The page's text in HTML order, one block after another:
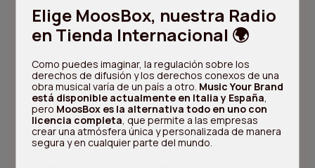
Ir a Preguntas Frecuentes
Probablemente, muchas respuestas a tus
preguntas ya estén en la sección de
Preguntas Frecuentes. Si no encuentras lo
que buscas, mándanos tu pregunta.
Elige MoosBox, nuestra Radio
en Tienda Internacional 🌍
Como puedes imaginar, la regulación sobre los
derechos de difusión y los derechos conexos de una
obra musical varía de un país a otro. Music Your Brand
está disponible actualmente en Italia y España,
pero MoosBox es la alternativa todo en uno con
licencia completa, que permite a las empresas
crear una atmósfera única y personalizada de manera
segura y en cualquier parte del mundo.